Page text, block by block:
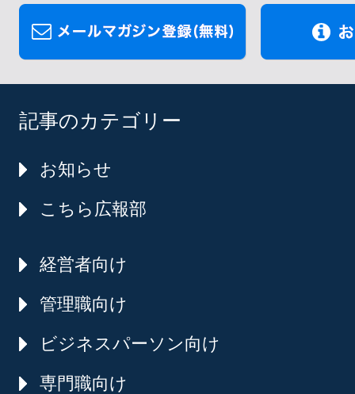
記事のカテゴリー
お知らせ
こちら広報部
経営者向け
管理職向け
ビジネスパーソン向け
専門職向け